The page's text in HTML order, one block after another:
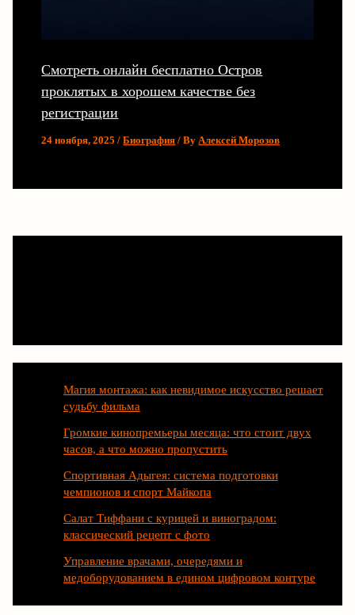
Смотреть онлайн бесплатно Остров
проклятых в хорошем качестве без
регистрации
24 ноября, 2025/Биография / ByАлексей Морозов
Магия монтажа: как невидимое искусство решает
судьбу фильма
Громкие кинопремьеры месяца: что стоит двух
часов, а что можно пропустить
Спортивная Адыгея: система подготовки
чемпионов и спорт Майкопа
Салат Тиффани с курицей и виноградом:
классический рецепт с фото
Управление врачами, очередями и
медоборудованием в едином цифровом контуре